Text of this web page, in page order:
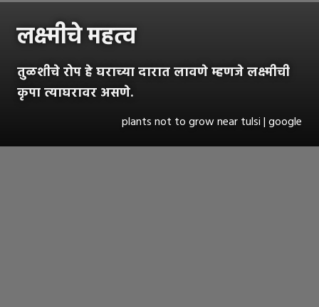
लक्ष्मीचे महत्व
तुळशीचे रोप हे घराच्या दारात लावणे म्हणजे लक्ष्मीची
कृपा त्याघरावर असणे.
plants not to grow near tulsi | google